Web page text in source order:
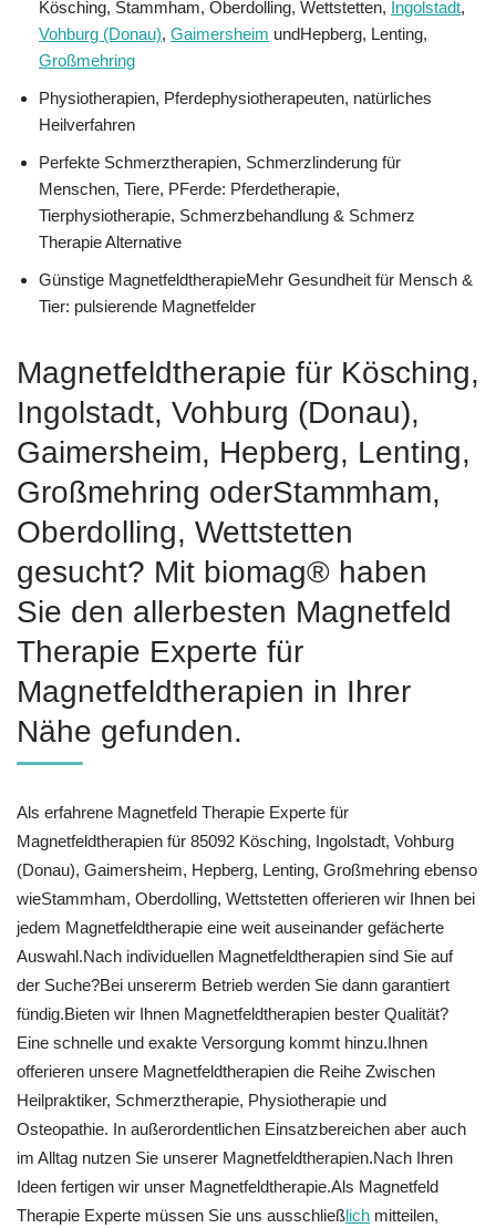
Kösching, Stammham, Oberdolling, Wettstetten, Ingolstadt,
Vohburg (Donau), Gaimersheim undHepberg, Lenting,
Großmehring
Physiotherapien, Pferdephysiotherapeuten, natürliches
Heilverfahren
Perfekte Schmerztherapien, Schmerzlinderung für
Menschen, Tiere, PFerde: Pferdetherapie,
Tierphysiotherapie, Schmerzbehandlung & Schmerz
Therapie Alternative
Günstige MagnetfeldtherapieMehr Gesundheit für Mensch &
Tier: pulsierende Magnetfelder
Magnetfeldtherapie für Kösching,
Ingolstadt, Vohburg (Donau),
Gaimersheim, Hepberg, Lenting,
Großmehring oderStammham,
Oberdolling, Wettstetten
gesucht? Mit biomag® haben
Sie den allerbesten Magnetfeld
Therapie Experte für
Magnetfeldtherapien in Ihrer
Nähe gefunden.
Als erfahrene Magnetfeld Therapie Experte für
Magnetfeldtherapien für 85092 Kösching, Ingolstadt, Vohburg
(Donau), Gaimersheim, Hepberg, Lenting, Großmehring ebenso
wieStammham, Oberdolling, Wettstetten offerieren wir Ihnen bei
jedem Magnetfeldtherapie eine weit auseinander gefächerte
Auswahl.Nach individuellen Magnetfeldtherapien sind Sie auf
der Suche?Bei unsererm Betrieb werden Sie dann garantiert
fündig.Bieten wir Ihnen Magnetfeldtherapien bester Qualität?
Eine schnelle und exakte Versorgung kommt hinzu.Ihnen
offerieren unsere Magnetfeldtherapien die Reihe Zwischen
Heilpraktiker, Schmerztherapie, Physiotherapie und
Osteopathie. In außerordentlichen Einsatzbereichen aber auch
im Alltag nutzen Sie unserer Magnetfeldtherapien.Nach Ihren
Ideen fertigen wir unser Magnetfeldtherapie.Als Magnetfeld
Therapie Experte müssen Sie uns ausschließlich mitteilen,